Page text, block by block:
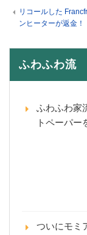
リコールした
ンヒーターが返金！
ふわふわ流
ふわふわ
トペーパー
ついにモミ